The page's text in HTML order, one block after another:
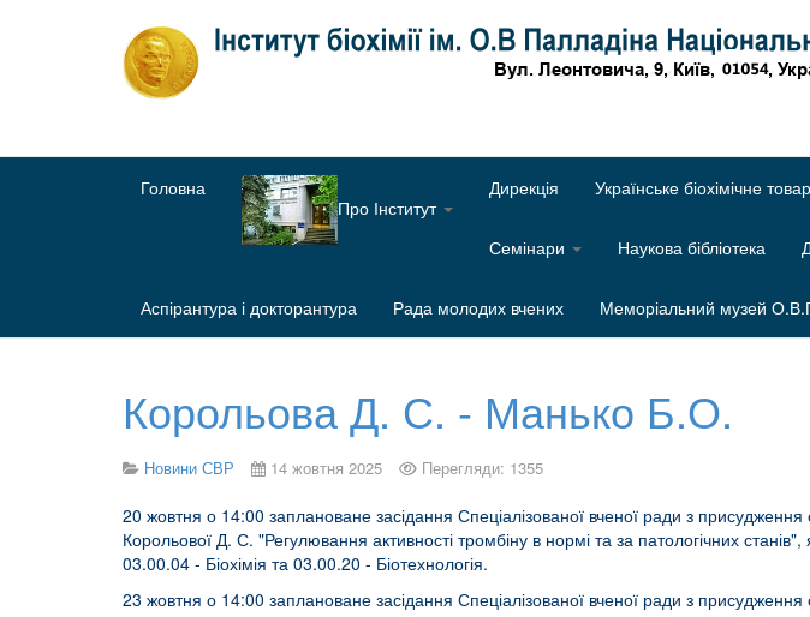
Головна
Про Інститут
Дирекція Українське біохімічне
Семінари Наукова бібліотека
Аспірантура і докторантура Рада молодих вчених Меморіальний музей
Корольова Д. С. - Манько Б.О.
Новини СВР 14 жовтня 2025 Перегляди: 1355
20 жовтня о 14:00 заплановане засідання Спеціалізованої вченої ради з
Корольової Д. С. "Регулювання активності тромбіну в нормі та за патологічних
03.00.04 - Біохімія та 03.00.20 - Біотехнологія.
23 жовтня о 14:00 заплановане засідання Спеціалізованої вченої ради з